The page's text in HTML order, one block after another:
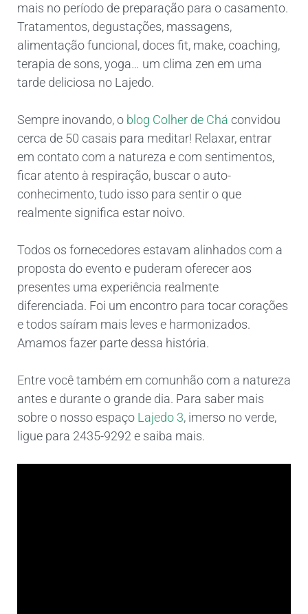
mais no período de preparação para o casamento.
Tratamentos, degustações, massagens,
alimentação funcional, doces fit, make, coaching,
terapia de sons, yoga… um clima zen em uma
tarde deliciosa no Lajedo.
Sempre inovando, o blog Colher de Chá convidou
cerca de 50 casais para meditar! Relaxar, entrar
em contato com a natureza e com sentimentos,
ficar atento à respiração, buscar o auto-
conhecimento, tudo isso para sentir o que
realmente significa estar noivo.
Todos os fornecedores estavam alinhados com a
proposta do evento e puderam oferecer aos
presentes uma experiência realmente
diferenciada. Foi um encontro para tocar corações
e todos saíram mais leves e harmonizados.
Amamos fazer parte dessa história.
Entre você também em comunhão com a natureza
antes e durante o grande dia. Para saber mais
sobre o nosso espaço Lajedo 3, imerso no verde,
ligue para 2435-9292 e saiba mais.